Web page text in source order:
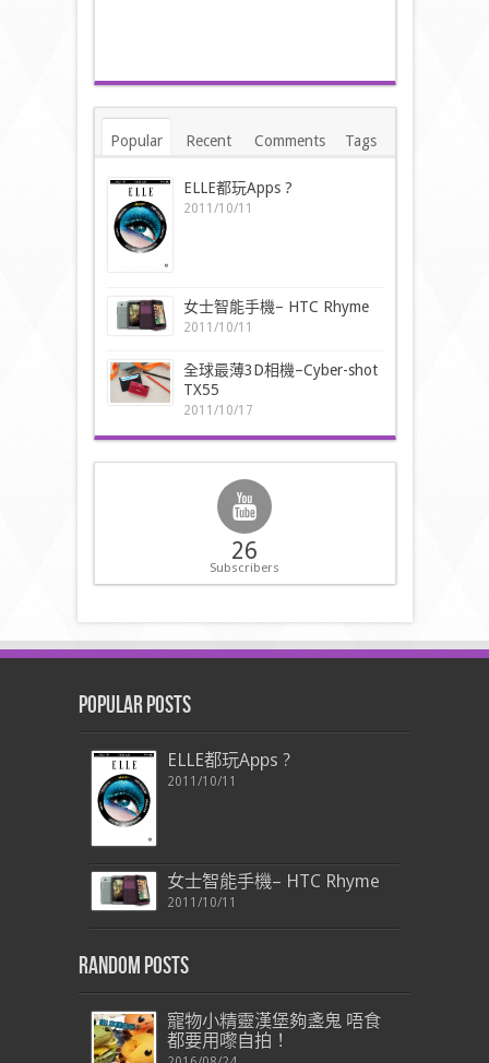
Popular Recent Comments Tags
ELLE都玩Apps ?
2011/10/11
女士智能手機– HTC Rhyme
2011/10/11
全球最薄3D相機–Cyber-shot
TX55
2011/10/17
26
Subscribers
Popular Posts
ELLE都玩Apps ?
2011/10/11
女士智能手機– HTC Rhyme
2011/10/11
Random Posts
寵物小精靈漢堡夠盞鬼 唔食
都要用嚟自拍！